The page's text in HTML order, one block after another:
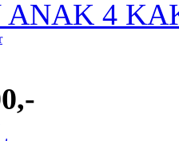
ANAK 4